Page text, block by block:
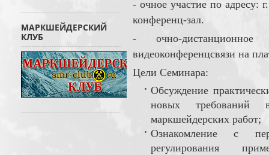
- очное участие по адресу:
конференц-зал.
- очно-
видеоконференцсвязи на
Цели Семинара:
Обсуждение
новых требований
маркшейдерских работ;
Ознакомление с
регулирования
МАРКШЕЙДЕРСКИЙ
КЛУБ